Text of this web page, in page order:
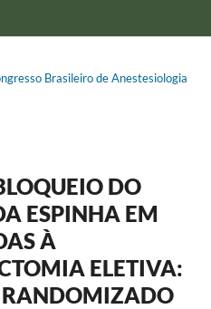
Brasileiro de Anestesiologia
DO
ESPINHA EM
À
ELETIVA:
RANDOMIZADO